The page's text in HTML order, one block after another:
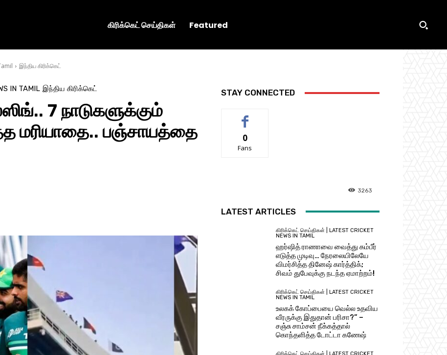
கிரிக்கெட் செய்திகள் Featured
இந்திய கிரிக்கெட்
IN TAMIL இந்திய கிரிக்கெட்
7 நாடுகளுக்கும்
மரியாதை.. பஞ்சாயத்தை
STAY CONNECTED
0
Fans
3263
LATEST ARTICLES
கிரிக்கெட் செய்திகள் | LATEST CRICKET
NEWS IN TAMIL
ஹர்ஷித் ராணாவை வைத்து கம்பீர்
எடுத்த முடிவு… நேரலையிலேயே
விமர்சித்த தினேஷ் கார்த்திக்;
சிவம் துபேவுக்கு நடந்த ஏமாற்றம்!
கிரிக்கெட் செய்திகள் | LATEST CRICKET
NEWS IN TAMIL
உலகக் கோப்பையை வெல்ல உதவிய
வீரருக்கு இதுதான் பரிசா?” –
சஞ்சு சாம்சன் நீக்கத்தால்
கொந்தளித்த டோட்டா கணேஷ்
கிரிக்கெட் செய்திகள் | LATEST CRICKET